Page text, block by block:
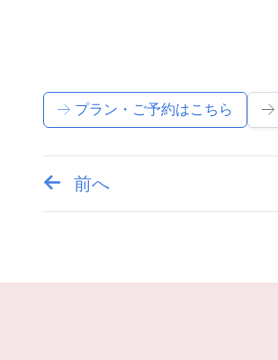
プラン・ご予約はこちら
投
ナ
前へ